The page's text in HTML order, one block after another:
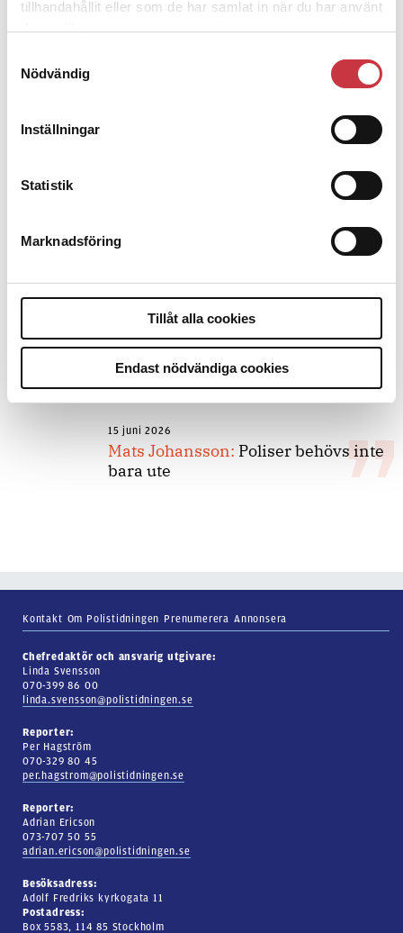
tillhandahållit eller som de har samlat in när du har använt
deras tjänster.
Nödvändig
Inställningar
Statistik
Marknadsföring
Tillåt alla cookies
Endast nödvändiga cookies
Replik:
Det är inte evidenskrav som
7 juli 2026
Debatt:Med för höga krav på evidens
kan polisen inte göra något alls
15 juni 2026
Mats Johansson: Poliser behövs inte
bara ute
Kontakt Om Polistidningen Prenumerera Annonsera
Chefredaktör och ansvarig utgivare:
Linda Svensson
070-399 86 00
linda.svensson@polistidningen.se
Reporter:
Per Hagström
070-329 80 45
per.hagstrom@polistidningen.se
Reporter:
Adrian Ericson
073-707 50 55
adrian.ericson@polistidningen.se
Besöksadress:
Adolf Fredriks kyrkogata 11
Postadress:
Box 5583, 114 85 Stockholm